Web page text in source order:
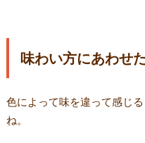
味わい方にあわせ
色によって味を違って感じ
ね。